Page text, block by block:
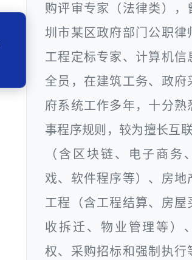
购评审专家（法律类），
圳市某区政府部门公职律
工程定标专家、计算机信
全员，在建筑工务、政府
府系统工作多年，十分熟
事程序规则，较为擅长互
（含区块链、电子商务
戏、软件程序等）、房地
工程（含工程结算、房屋
收拆迁、物业管理等）
权、采购招标和强制执行